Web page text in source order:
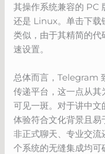
其操作系统兼容的
还是 Linux。单击下载
类似，由于其精简的
速设置。
总体而言，Telegram
传递平台，这一点从
可见一斑。对于讲中
体验符合文化背景且
非正式聊天、专业交
个系统的无缝集成均